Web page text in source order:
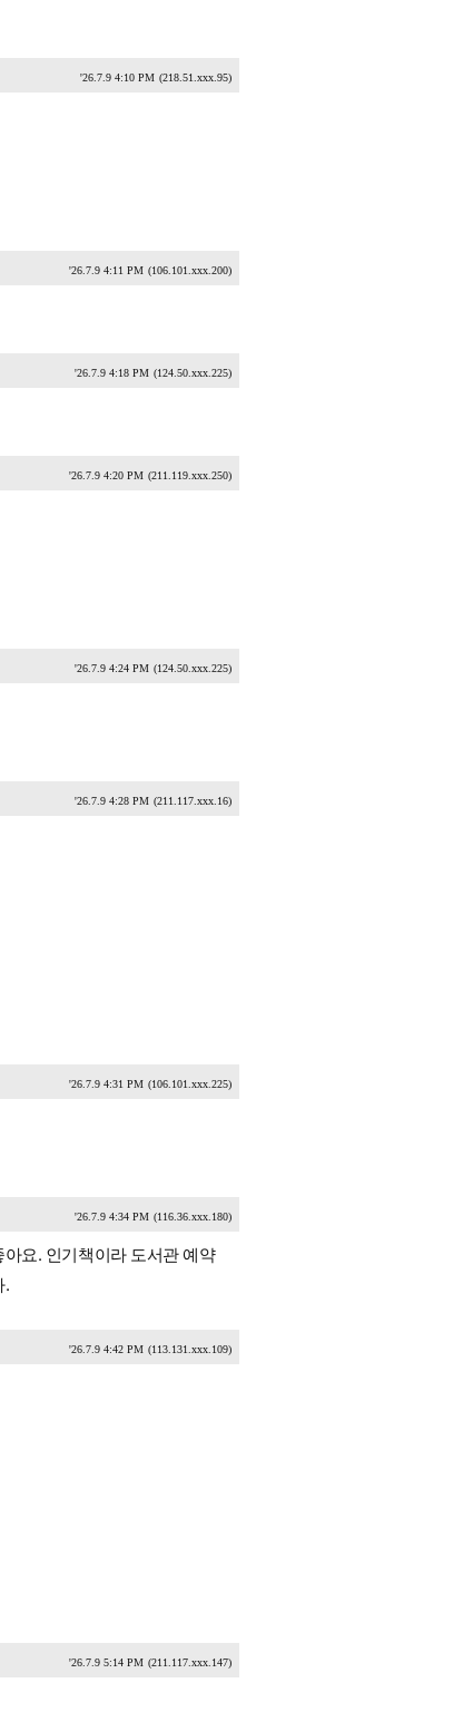
'26.7.9 4:10 PM (218.51.xxx.95)
'26.7.9 4:11 PM (106.101.xxx.200)
'26.7.9 4:18 PM (124.50.xxx.225)
'26.7.9 4:20 PM (211.119.xxx.250)
'26.7.9 4:24 PM (124.50.xxx.225)
'26.7.9 4:28 PM (211.117.xxx.16)
'26.7.9 4:31 PM (106.101.xxx.225)
'26.7.9 4:34 PM (116.36.xxx.180)
요. 인기책이라 도서관 예약
.
'26.7.9 4:42 PM (113.131.xxx.109)
'26.7.9 5:14 PM (211.117.xxx.147)